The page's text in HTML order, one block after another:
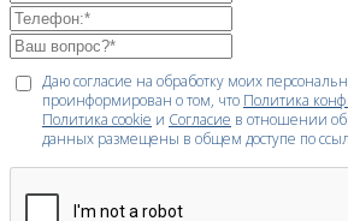
Даю согласие на обработку моих
проинформирован о том, что Политика
Политика cookie и Согласие в отношении
данных размещены в общем доступе по